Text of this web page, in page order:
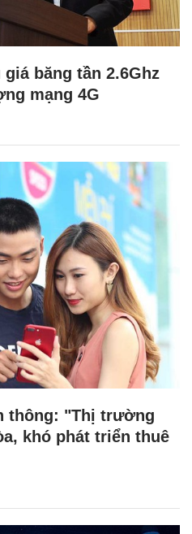
băng tần 2.6Ghz
mạng 4G
thông: "Thị trường
khó phát triển thuê